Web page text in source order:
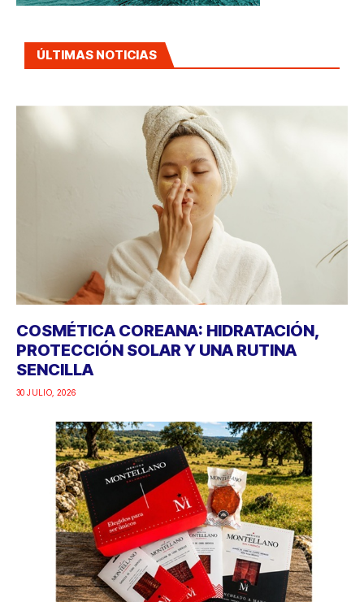
ÚLTIMAS NOTICIAS
COSMÉTICA COREANA: HIDRATACIÓN,
PROTECCIÓN SOLAR Y UNA RUTINA
SENCILLA
30 JULIO, 2026